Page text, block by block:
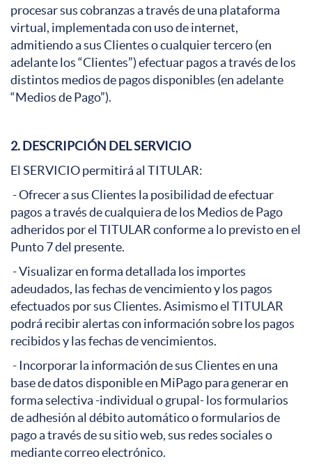
procesar sus cobranzas a través de una plataforma
virtual, implementada con uso de internet,
admitiendo a sus Clientes o cualquier tercero (en
adelante los “Clientes”) efectuar pagos a través de los
distintos medios de pagos disponibles (en adelante
“Medios de Pago”).
2. DESCRIPCIÓN DEL SERVICIO
El SERVICIO permitirá al TITULAR:
- Ofrecer a sus Clientes la posibilidad de efectuar
pagos a través de cualquiera de los Medios de Pago
adheridos por el TITULAR conforme a lo previsto en el
Punto 7 del presente.
- Visualizar en forma detallada los importes
adeudados, las fechas de vencimiento y los pagos
efectuados por sus Clientes. Asimismo el TITULAR
podrá recibir alertas con información sobre los pagos
recibidos y las fechas de vencimientos.
- Incorporar la información de sus Clientes en una
base de datos disponible en MiPago para generar en
forma selectiva -individual o grupal- los formularios
de adhesión al débito automático o formularios de
pago a través de su sitio web, sus redes sociales o
mediante correo electrónico.